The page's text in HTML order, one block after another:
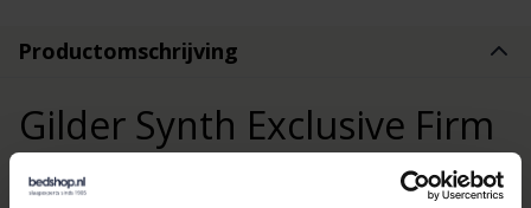
Productomschrijving
Gilder Synth Exclusive Firm
Kussen